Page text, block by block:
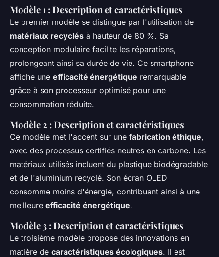
Modèle 1 : Description et caractéristiques
Le premier modèle se distingue par l'utilisation de
matériaux recyclés à hauteur de 80 %. Sa
conception modulaire facilite les réparations,
prolongeant ainsi sa durée de vie. Ce smartphone
affiche une efficacité énergétique remarquable
grâce à son processeur optimisé pour une
consommation réduite.
Modèle 2 : Description et caractéristiques
Ce modèle met l'accent sur une fabrication éthique,
avec des processus certifiés neutres en carbone. Les
matériaux utilisés incluent du plastique biodégradable
et de l'aluminium recyclé. Son écran OLED
consomme moins d'énergie, contribuant ainsi à une
meilleure efficacité énergétique.
Modèle 3 : Description et caractéristiques
Le troisième modèle propose des innovations en
matière de caractéristiques écologiques. Il est